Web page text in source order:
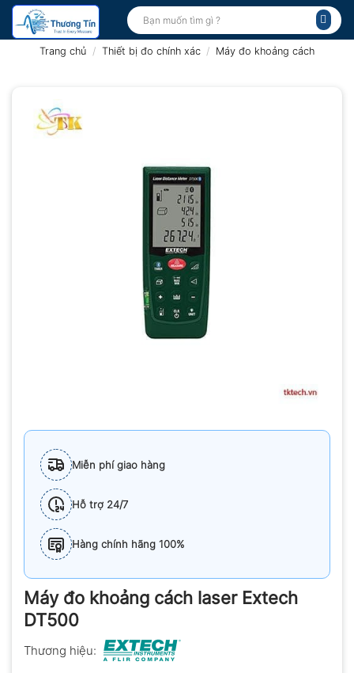
Bỏ
qua
Tìm
kiếm:
Trang chủ / Thiết bị đo chính xác / Máy đo khoảng cách
Miễn phí giao hàng
Hỗ trợ 24/7
Hàng chính hãng 100%
Máy đo khoảng cách laser Extech
DT500
Thương hiệu: